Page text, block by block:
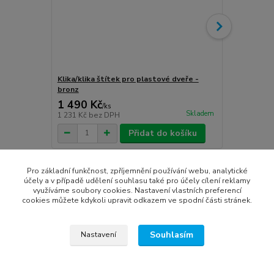
Klika/klika štítek pro plastové dveře -
bronz
1 490 Kč/ks
1 231 Kč bez DPH Skladem
Přidat do košíku
Zboží zařazeno v kategoriích
Vchodové dveře
plastové vchodové dveře
Pro základní funkčnost, zpříjemnění používání webu, analytické
účely a v případě udělení souhlasu také pro účely cílení reklamy
využíváme soubory cookies. Nastavení vlastních preferencí
cookies můžete kdykoli upravit odkazem ve spodní části stránek.
Nastavení Souhlasím